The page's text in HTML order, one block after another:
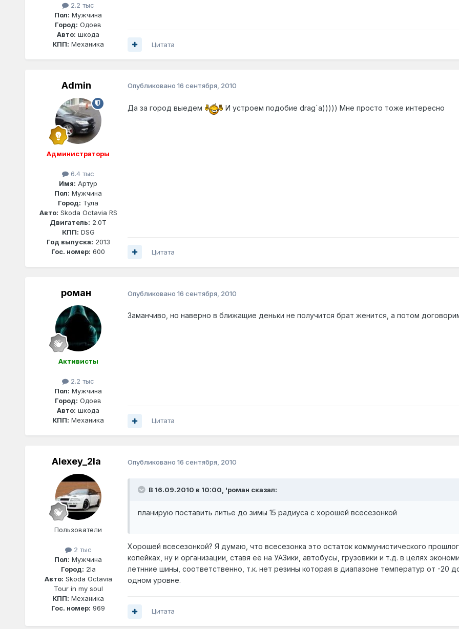
2.2 тыс
Пол: Мужчина
Город: Одоев
Авто: шкода
КПП: Механика Цитата
Admin
Администраторы
6.4 тыс
Имя: Артур
Пол: Мужчина
Город: Тула
Авто: Skoda Octavia RS
Двигатель: 2.0T
КПП: DSG
Год выпуска: 2013
Гос. номер: 600
Опубликовано 16 сентября, 2010
Да за город выедем И устроем подобие drag`а))))) Мне просто тоже интересно
Цитата
роман
Активисты
2.2 тыс
Пол: Мужчина
Город: Одоев
Авто: шкода
КПП: Механика
Опубликовано 16 сентября, 2010
Заманчиво, но наверно в ближащие деньки не получится брат женится, а потом
Цитата
Alexey_2la
Пользователи
2 тыс
Пол: Мужчина
Город: 2la
Авто: Skoda Octavia
Tour in my soul
КПП: Механика
Гос. номер: 969
Опубликовано 16 сентября, 2010
В 16.09.2010 в 10:00, 'роман сказал:
планирую поставить литье до зимы 15 радиуса с хорошей всесезонкой
Хорошей всесезонкой? Я думаю, что всесезонка это остаток коммунистического
копейках, ну и организации, ставя её на УАЗики, автобусы, грузовики и т.д. в целях
летнние шины, соответственно, т.к. нет резины которая в диапазоне температур от -20
одном уровне.
Цитата